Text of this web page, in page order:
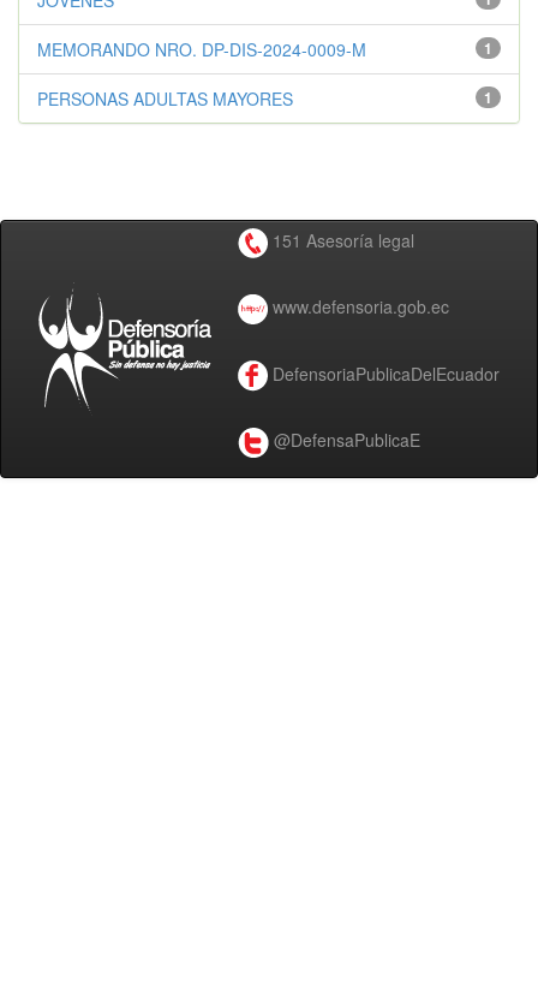
1
MEMORANDO NRO. DP-DIS-2024-0009-M
1
PERSONAS ADULTAS MAYORES
151 Asesoría legal
www.defensoria.gob.ec
DefensoriaPublicaDelEcuador
@DefensaPublicaE